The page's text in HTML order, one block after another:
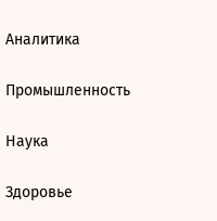
Аналитика
Промышленность
Наука
Здоровье